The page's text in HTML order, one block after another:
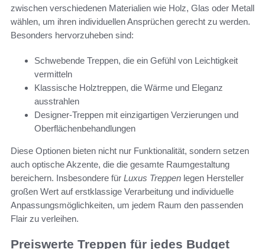
zwischen verschiedenen Materialien wie Holz, Glas oder Metall
wählen, um ihren individuellen Ansprüchen gerecht zu werden.
Besonders hervorzuheben sind:
Schwebende Treppen, die ein Gefühl von Leichtigkeit
vermitteln
Klassische Holztreppen, die Wärme und Eleganz
ausstrahlen
Designer-Treppen mit einzigartigen Verzierungen und
Oberflächenbehandlungen
Diese Optionen bieten nicht nur Funktionalität, sondern setzen
auch optische Akzente, die die gesamte Raumgestaltung
bereichern. Insbesondere für Luxus Treppen legen Hersteller
großen Wert auf erstklassige Verarbeitung und individuelle
Anpassungsmöglichkeiten, um jedem Raum den passenden
Flair zu verleihen.
Preiswerte Treppen für jedes Budget